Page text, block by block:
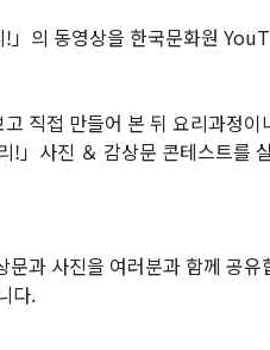
」의 동영상을 한국문화원
직접 만들어 본 뒤 요리과정이
」사진 ＆ 감상문 콘테스트를
과 사진을 여러분과 함께 공유
다.